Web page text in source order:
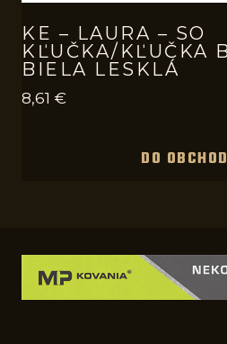
KE – LAURA – SO
KĽUČKA/KĽUČKA
BIELA LESKLÁ
8,61 €
DO